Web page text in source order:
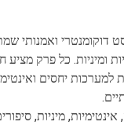
דוקומנטרי ואמנותי
ומיניות. כל פרק מציע
למערכות יחסים
מיניות,